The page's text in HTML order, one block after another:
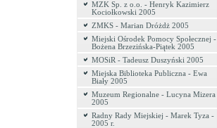
MZK Sp. z o.o. - Henryk Kazimierz
Kociołkowski 2005
ZMKS - Marian Dróżdż 2005
Miejski Ośrodek Pomocy Społecznej -
Bożena Brzezińska-Piątek 2005
MOSiR - Tadeusz Duszyński 2005
Miejska Biblioteka Publiczna - Ewa
Biały 2005
Muzeum Regionalne - Lucyna Mizera
2005
Radny Rady Miejskiej - Marek Tyza -
2005 r.